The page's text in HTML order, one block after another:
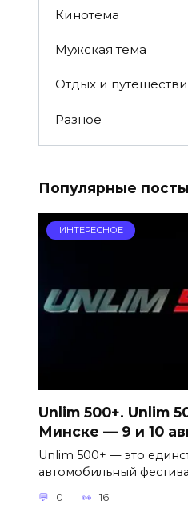
Кинотема
Мужская тема
Отдых и
Разное
Популярные посты
ИНТЕРЕСНОЕ
Unlim 500+. Unlim
Минске — 9 и 10
Unlim 500+ — это
автомобильный
0 16